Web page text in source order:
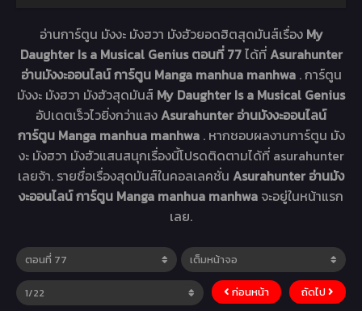
อ่านการ์ตูน มังงะ มังฮวา มังฮัวยอดฮิตสุดมันส์เรื่อง My
Daughter Is a Musical Genius ตอนที่ 77ได้ที่Asurahunter
อ่านมังงะออนไลน์ การ์ตูน Manga manhua manhwa . การ์ตูน
มังงะ มังฮวา มังฮัวสุดมันส์ My Daughter Is a Musical Genius
อัปเดตเร็วไวยิ่งกว่าแสงAsurahunter อ่านมังงะออนไลน์
การ์ตูน Manga manhua manhwa . หากชอบผลงานการ์ตูน มัง
งะ มังฮวา มังฮัวแสนสนุกเรื่องนี้โปรดติดตามได้ที่ asurahunter
เลยจ้า. รายชื่อเรื่องสุดมันส์ในคอลเลคชั่น Asurahunter อ่านมัง
งะออนไลน์ การ์ตูน Manga manhua manhwa จะอยู่ในหน้าแรก
เลย.
ก่อนหน้า ถัดไป